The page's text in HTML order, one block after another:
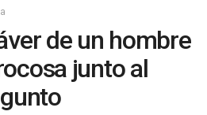
de un hombre
junto al